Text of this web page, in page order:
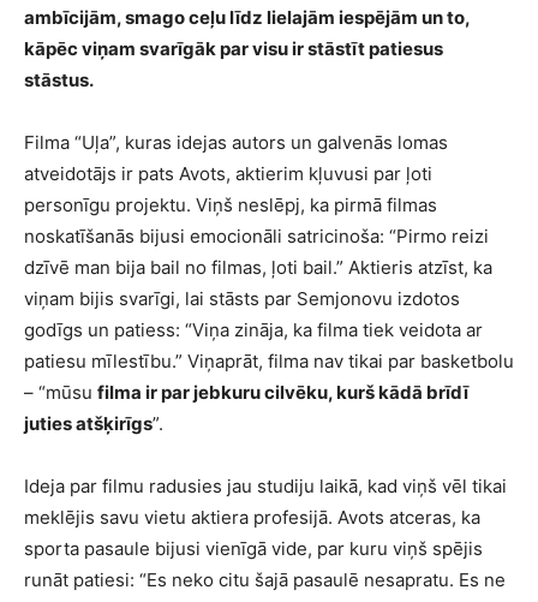
ambīcijām, smago ceļu līdz lielajām iespējām un to,
kāpēc viņam svarīgāk par visu ir stāstīt patiesus
stāstus.
Filma “Uļa”, kuras idejas autors un galvenās lomas
atveidotājs ir pats Avots, aktierim kļuvusi par ļoti
personīgu projektu. Viņš neslēpj, ka pirmā filmas
noskatīšanās bijusi emocionāli satricinoša: “Pirmo reizi
dzīvē man bija bail no filmas, ļoti bail.” Aktieris atzīst, ka
viņam bijis svarīgi, lai stāsts par Semjonovu izdotos
godīgs un patiess: “Viņa zināja, ka filma tiek veidota ar
patiesu mīlestību.” Viņaprāt, filma nav tikai par basketbolu
– “mūsu filma ir par jebkuru cilvēku, kurš kādā brīdī
juties atšķirīgs”.
Ideja par filmu radusies jau studiju laikā, kad viņš vēl tikai
meklējis savu vietu aktiera profesijā. Avots atceras, ka
sporta pasaule bijusi vienīgā vide, par kuru viņš spējis
runāt patiesi: “Es neko citu šajā pasaulē nesapratu. Es ne